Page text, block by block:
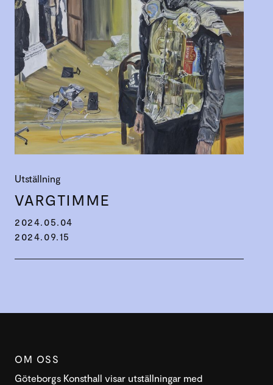
Utställning
VARGTIMME
2024.05.04
2024.09.15
OM OSS
Göteborgs Konsthall visar utställningar med